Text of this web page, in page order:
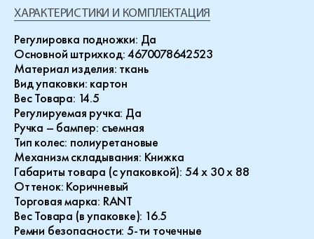
ХАРАКТЕРИСТИКИ И КОМПЛЕКТАЦИЯ
Регулировка подножки: Да
Основной штрихкод: 4670078642523
Материал изделия: ткань
Вид упаковки: картон
Вес Товара: 14.5
Регулируемая ручка: Да
Ручка – бампер: съемная
Тип колес: полиуретановые
Механизм складывания: Книжка
Габариты товара (с упаковкой): 54 x 30 x 88
Оттенок: Коричневый
Торговая марка: RANT
Вес Товара (в упаковке): 16.5
Ремни безопасности: 5-ти точечные